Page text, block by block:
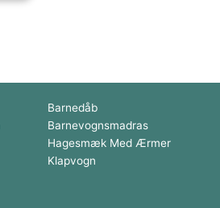
Barnedåb
Barnevognsmadras
Hagesmæk Med Ærmer
Klapvogn